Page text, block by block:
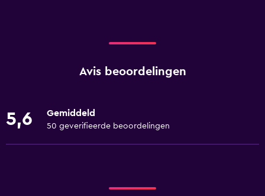
Avis beoordelingen
5,6 Gemiddeld
50 geverifieerde beoordelingen